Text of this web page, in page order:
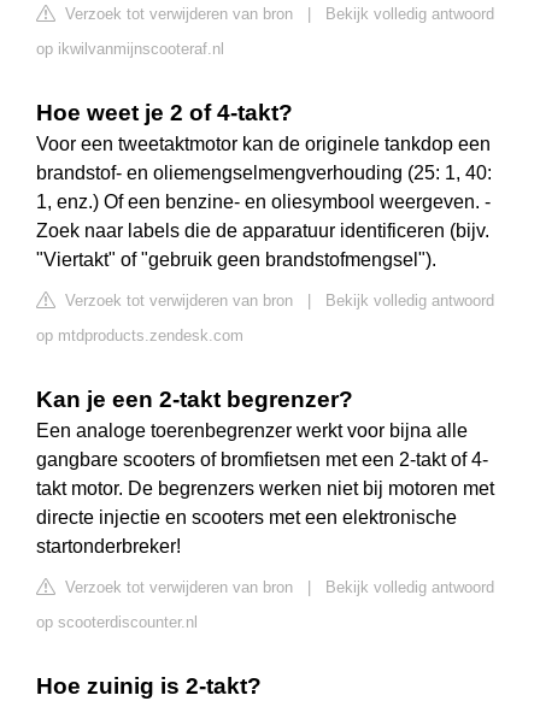
Verzoek tot verwijderen van bron
Bekijk volledig antwoord
op ikwilvanmijnscooteraf.nl
Hoe weet je 2 of 4-takt?
Voor een tweetaktmotor kan de originele tankdop een
brandstof- en oliemengselmengverhouding (25: 1, 40:
1, enz.) Of een benzine- en oliesymbool weergeven. -
Zoek naar labels die de apparatuur identificeren (bijv.
"Viertakt" of "gebruik geen brandstofmengsel").
Verzoek tot verwijderen van bron
Bekijk volledig antwoord
op mtdproducts.zendesk.com
Kan je een 2-takt begrenzer?
Een analoge toerenbegrenzer werkt voor bijna alle
gangbare scooters of bromfietsen met een 2-takt of 4-
takt motor. De begrenzers werken niet bij motoren met
directe injectie en scooters met een elektronische
startonderbreker!
Verzoek tot verwijderen van bron
Bekijk volledig antwoord
op scooterdiscounter.nl
Hoe zuinig is 2-takt?